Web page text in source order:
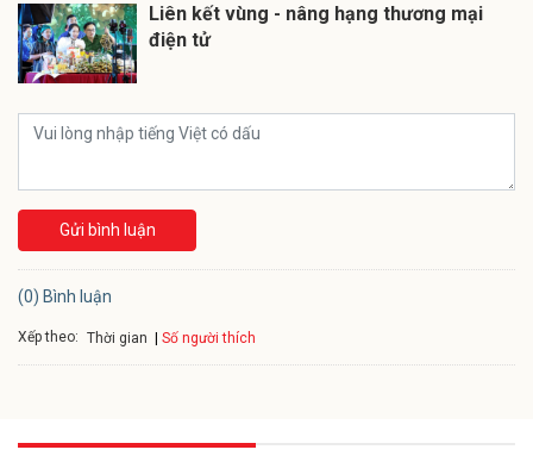
Liên kết vùng - nâng hạng thương mại
điện tử
Gửi bình luận
(0) Bình luận
Xếp theo: Thời gian Số người thích